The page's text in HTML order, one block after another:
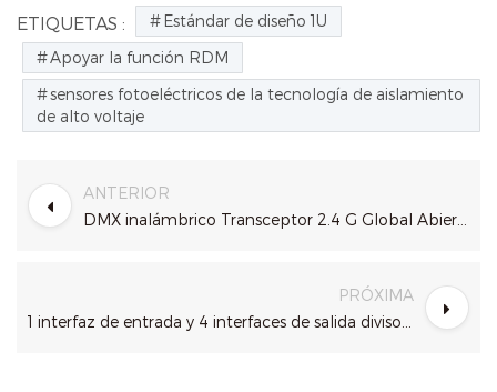
ETIQUETAS :
Estándar de diseño 1U
Apoyar la función RDM
sensores fotoeléctricos de la tecnología de aislamiento
de alto voltaje
ANTERIOR
PRÓXIMA